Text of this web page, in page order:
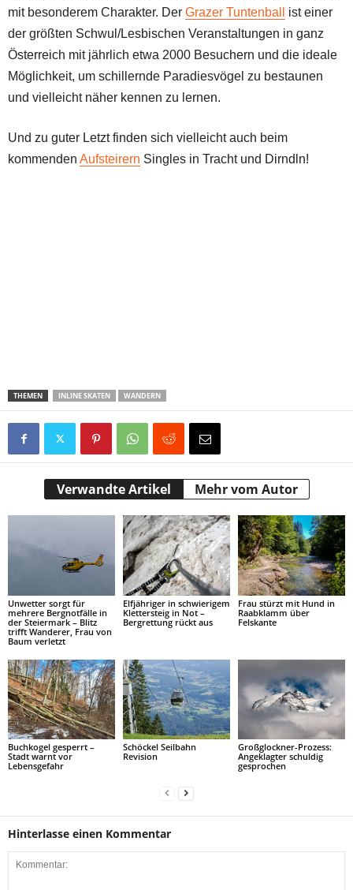
mit besonderem Charakter. Der Grazer Tuntenball
ist einer
der größten Schwul/Lesbischen Veranstaltungen in ganz
Österreich mit jährlich etwa 2000 Besuchern und die ideale
Möglichkeit, um schillernde Paradiesvögel zu bestaunen
und vielleicht näher kennen zu lernen.
Und zu guter Letzt finden sich vielleicht auch beim
kommenden Aufsteirern Singles in Tracht und Dirndln!
der Steiermark – Blitz
trifft Wanderer, Frau von
Baum verletzt
Elfjähriger in schwierigem
Klettersteig in Not –
Bergrettung rückt aus
Frau stürzt mit Hund in
Raabklamm über
Felskante
Buchkogel gesperrt –
Stadt warnt vor
Lebensgefahr
Schöckel Seilbahn
Revision
Großglockner-Prozess:
Angeklagter schuldig
gesprochen
Hinterlasse einen Kommentar